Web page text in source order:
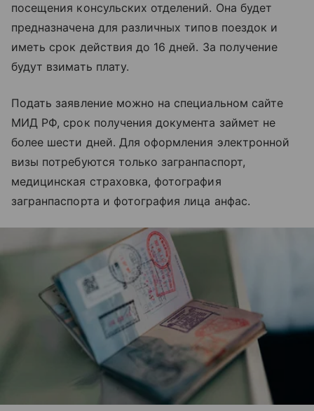
посещения консульских отделений. Она будет
предназначена для различных типов поездок и
иметь срок действия до 16 дней. За получение
будут взимать плату.
Подать заявление можно на специальном сайте
МИД РФ, срок получения документа займет не
более шести дней. Для оформления электронной
визы потребуются только загранпаспорт,
медицинская страховка, фотография
загранпаспорта и фотография лица анфас.